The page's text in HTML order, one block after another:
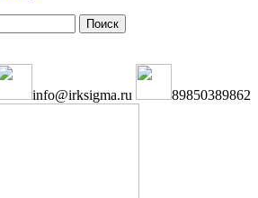
info@irksigma.ru 89850389862